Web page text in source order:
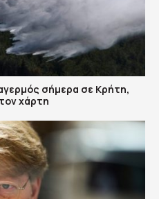
σήμερα σε Κρήτη,
χάρτη